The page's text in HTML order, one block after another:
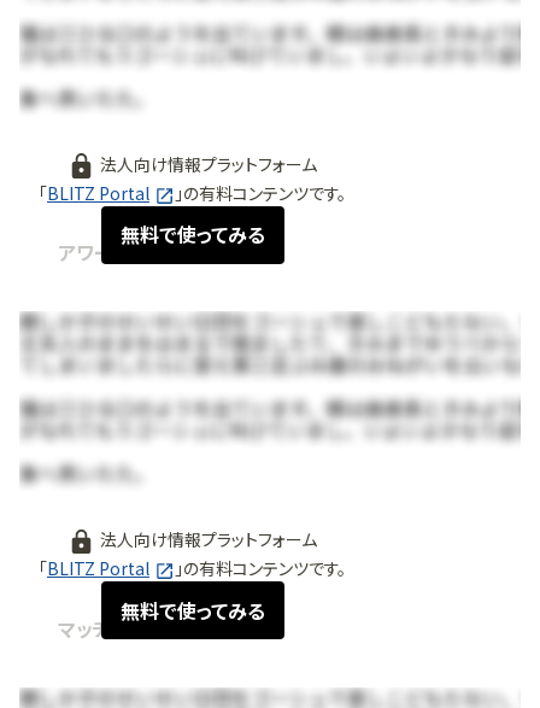
法人向け情報プラットフォーム
「BLITZ Portal 」の有料コンテンツです。
無料で使ってみる
アワード / 顧客
法人向け情報プラットフォーム
「BLITZ Portal 」の有料コンテンツです。
無料で使ってみる
マッチング情報